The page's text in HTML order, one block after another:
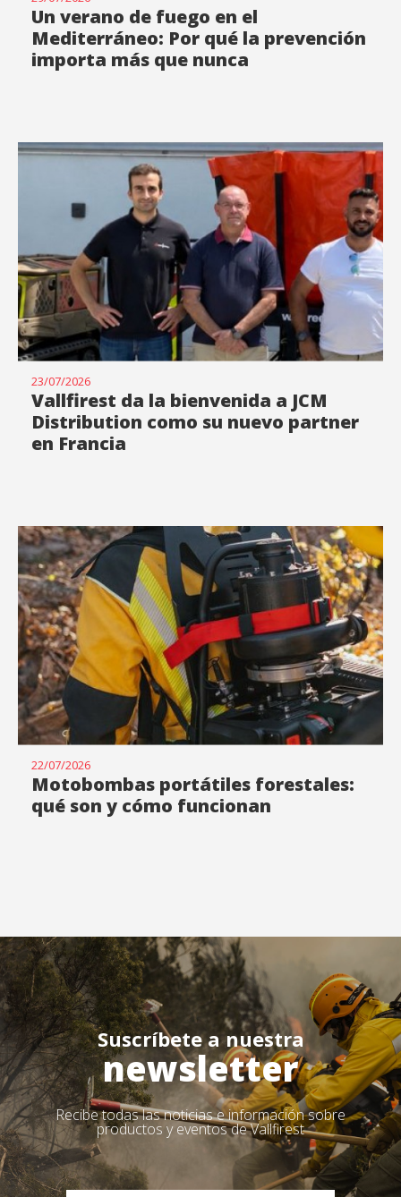
Un verano de fuego en el
Mediterráneo: Por qué la prevención
importa más que nunca
23/07/2026
Vallfirest da la bienvenida a JCM
Distribution como su nuevo partner
en Francia
22/07/2026
Motobombas portátiles forestales:
qué son y cómo funcionan
Suscríbete a nuestra
newsletter
Recibe todas las noticias e información sobre
productos y eventos de Vallfirest